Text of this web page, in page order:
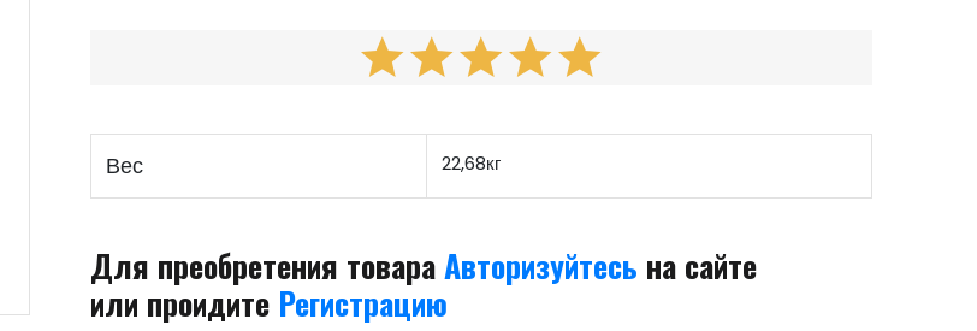
Вес 22,68кг
Для преобретения товараАвторизуйтесь на сайте
или проидите Регистрацию